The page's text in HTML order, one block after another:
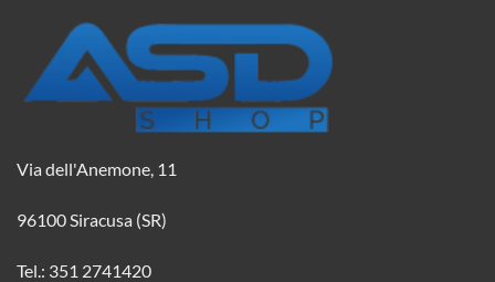
Via dell'Anemone, 11
96100 Siracusa (SR)
Tel.: 351 2741420